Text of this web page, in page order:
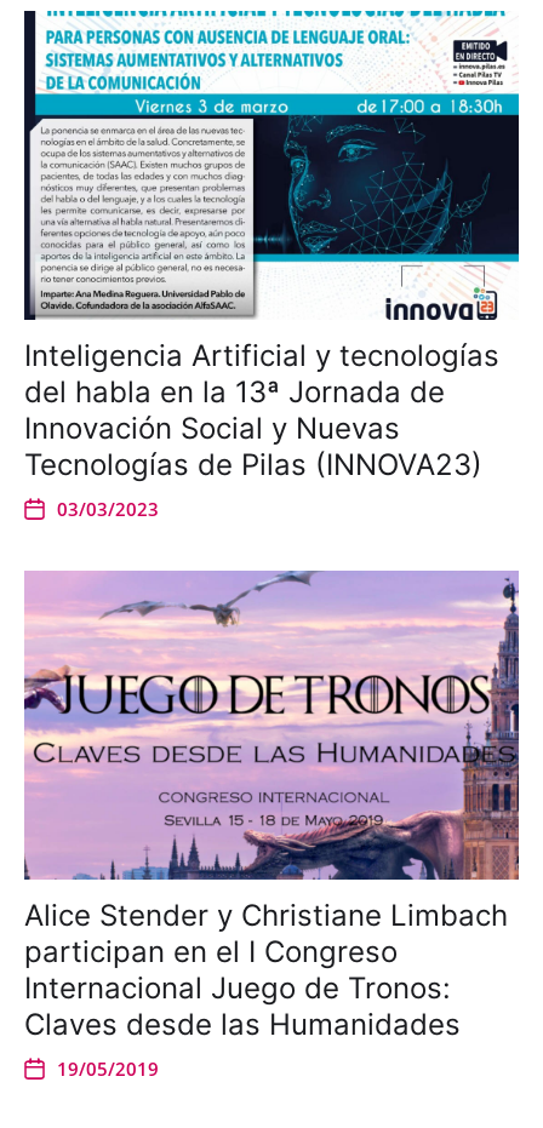
Inteligencia Artificial y tecnologías
del habla en la 13ª Jornada de
Innovación Social y Nuevas
Tecnologías de Pilas (INNOVA23)
03/03/2023
Alice Stender y Christiane Limbach
participan en el I Congreso
Internacional Juego de Tronos:
Claves desde las Humanidades
19/05/2019